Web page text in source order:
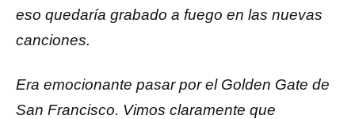
eso quedaría grabado a fuego en las nuevas
canciones.
Era emocionante pasar por el Golden Gate de
San Francisco. Vimos claramente que